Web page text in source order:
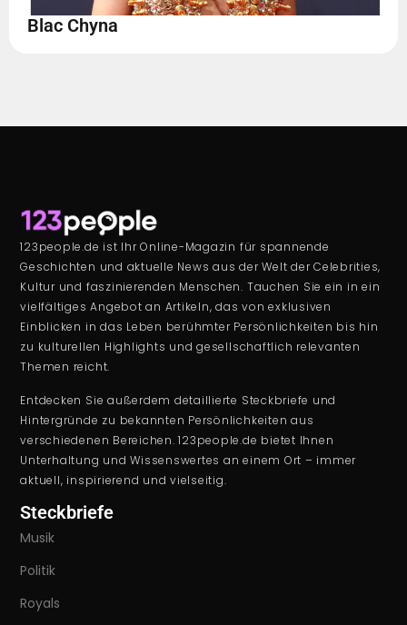
Blac Chyna
123people.de ist Ihr Online-Magazin für spannende
Geschichten und aktuelle News aus der Welt der Celebrities,
Kultur und faszinierenden Menschen. Tauchen Sie ein in ein
vielfältiges Angebot an Artikeln, das von exklusiven
Einblicken in das Leben berühmter Persönlichkeiten bis hin
zu kulturellen Highlights und gesellschaftlich relevanten
Themen reicht.
Entdecken Sie außerdem detaillierte Steckbriefe und
Hintergründe zu bekannten Persönlichkeiten aus
verschiedenen Bereichen. 123people.de bietet Ihnen
Unterhaltung und Wissenswertes an einem Ort – immer
aktuell, inspirierend und vielseitig.
Steckbriefe
Musik
Politik
Royals